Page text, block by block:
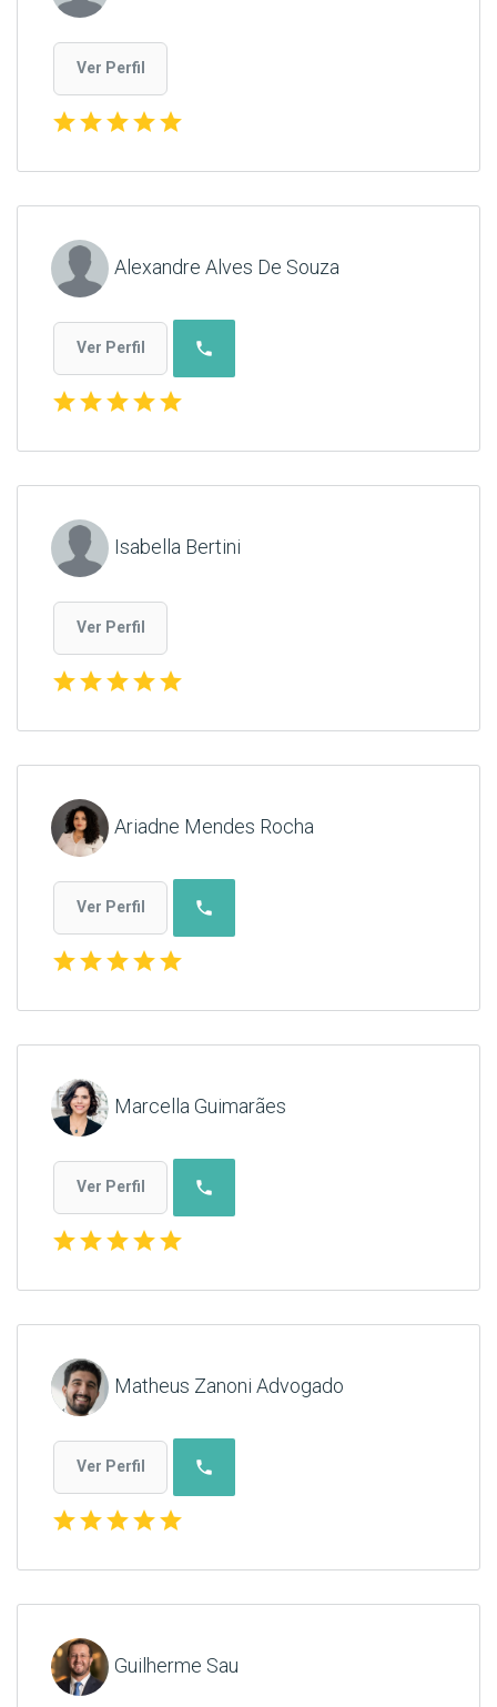
Ver Perfil
starstarstarstarstar
Alexandre Alves De Souza
Ver Perfil phone
starstarstarstarstar
Isabella Bertini
Ver Perfil
starstarstarstarstar
Ariadne Mendes Rocha
Ver Perfil phone
starstarstarstarstar
Marcella Guimarães
Ver Perfil phone
starstarstarstarstar
Matheus Zanoni Advogado
Ver Perfil phone
starstarstarstarstar
Guilherme Sau